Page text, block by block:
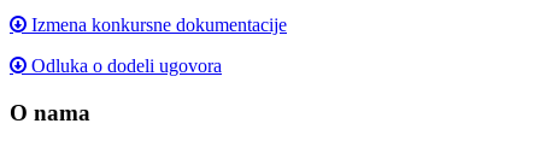
Izmena konkursne dokumentacije
Odluka o dodeli ugovora
O nama